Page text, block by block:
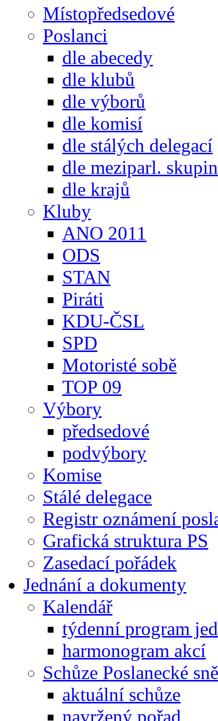
Místopředsedové
Poslanci
dle abecedy
dle klubů
dle výborů
dle komisí
dle stálých delegací
dle meziparl. skupin
dle krajů
Kluby
ANO 2011
ODS
STAN
Piráti
KDU-ČSL
SPD
Motoristé sobě
TOP 09
Výbory
předsedové
podvýbory
Komise
Stálé delegace
Registr oznámení
Grafická struktura PS
Zasedací pořádek
Jednání a dokumenty
Kalendář
týdenní program
harmonogram akcí
Schůze Poslanecké
aktuální schůze
navržený pořad